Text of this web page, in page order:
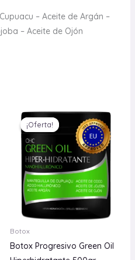
– Aceite de Argán –
– Aceite de Ojón
¡Oferta!
¡Oferta!
Botox
Botox Progresivo Green Oil
El
precio
original
$31.500.
El
precio
actual
$9.990.